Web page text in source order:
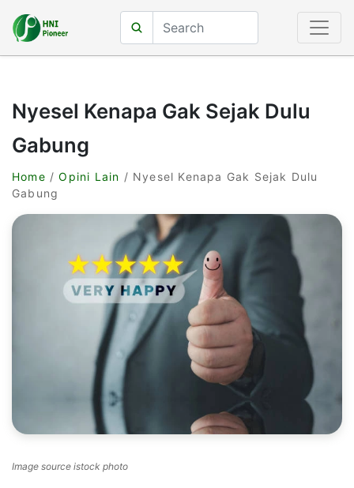
Nyesel Kenapa Gak Sejak Dulu
Gabung
Home /Opini Lain / Nyesel Kenapa Gak Sejak Dulu
Gabung
Image source istock photo